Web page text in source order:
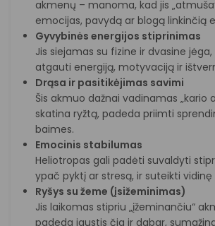
akmenų – manoma, kad jis
emocijas, pavydą ar blogą linkinčią
Gyvybinės energijos stiprinimas
Jis siejamas su fizine ir dvasine
atgauti energiją, motyvaciją ir
Drąsa ir pasitikėjimas savimi
Šis akmuo dažnai vadinamas „kario
skatina ryžtą, padeda priimti
baimes.
Emocinis stabilumas
Heliotropas gali padėti suvaldyti
ypač pyktį ar stresą, ir suteikti vidinę
Ryšys su žeme (įsižeminimas)
Jis laikomas stipriu „įžeminančiu“
padeda jaustis čia ir dabar,